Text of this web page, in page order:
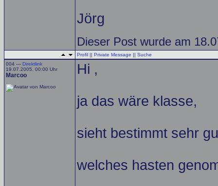
Jörg
Dieser Post wurde am
Profil || Private Message || Suche
004 — Direktlink
19.07.2005, 00:00 Uhr
Marcoo Hi ,
ja das wäre klasse,
sieht bestimmt sehr
welches hasten